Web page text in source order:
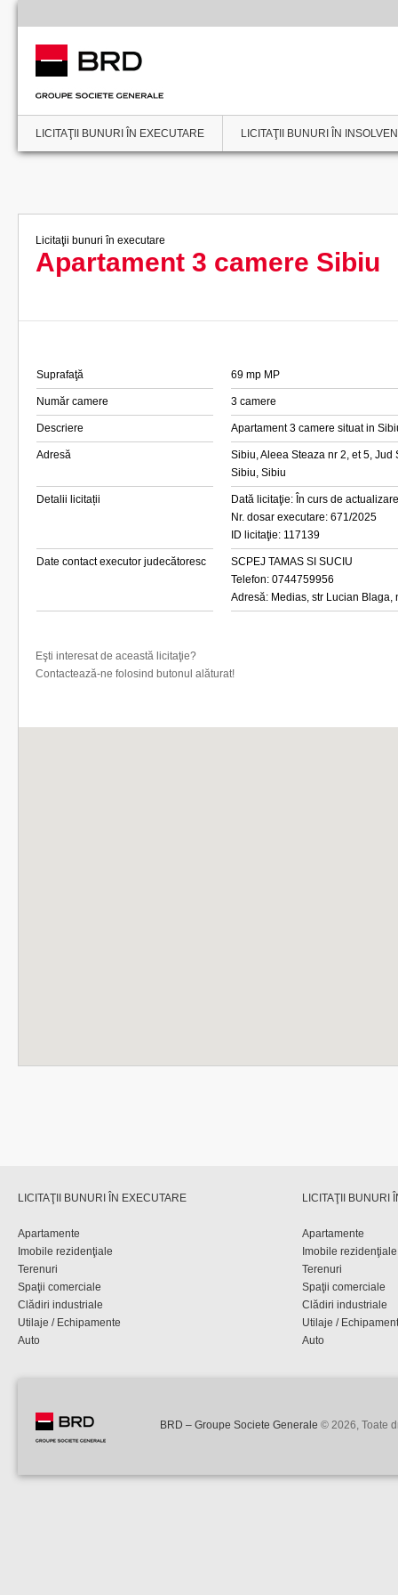
LICITAŢII BUNURI ÎN EXECUTARE LICITAŢII BUNURI ÎN
Licitaţii bunuri în executare
Apartament 3 camere Sibiu
Suprafaţă 69 mp MP
Număr camere 3 camere
Descriere Apartament 3 camere situat in
Adresă
Sibiu, Aleea Steaza nr 2, et 5, Jud
Sibiu, Sibiu
Detalii licitații
Dată licitaţie: În curs de actualizare
Nr. dosar executare: 671/2025
ID licitaţie: 117139
Date contact executor judecătoresc
SCPEJ TAMAS SI SUCIU
Telefon: 0744759956
Adresă: Medias, str Lucian Blaga,
Eşti interesat de această licitaţie?
Contactează-ne folosind butonul alăturat!
LICITAŢII BUNURI ÎN EXECUTARE
Apartamente
Imobile rezidenţiale
Terenuri
Spaţii comerciale
Clădiri industriale
Utilaje / Echipamente
Auto
LICITAŢII BUNURI
Apartamente
Imobile rezidenţiale
Terenuri
Spaţii comerciale
Clădiri industriale
Utilaje /
Auto
BRD – Groupe Societe Generale © 2026, Toate